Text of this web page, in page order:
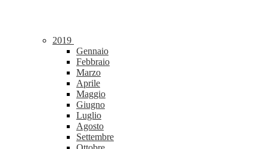
2019
Gennaio
Febbraio
Marzo
Aprile
Maggio
Giugno
Luglio
Agosto
Settembre